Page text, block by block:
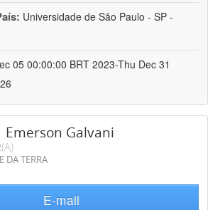
Universidade de São Paulo - SP -
05 00:00:00 BRT 2023-Thu Dec 31
Emerson Galvani
DA TERRA
E-mail